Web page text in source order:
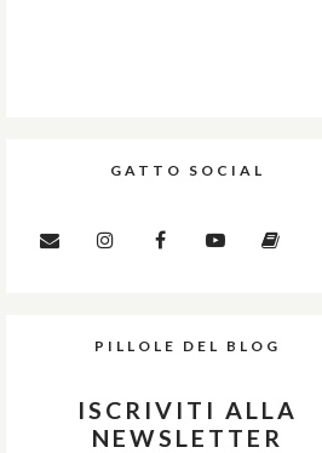
GATTO SOCIAL
PILLOLE DEL BLOG
ISCRIVITI ALLA
NEWSLETTER